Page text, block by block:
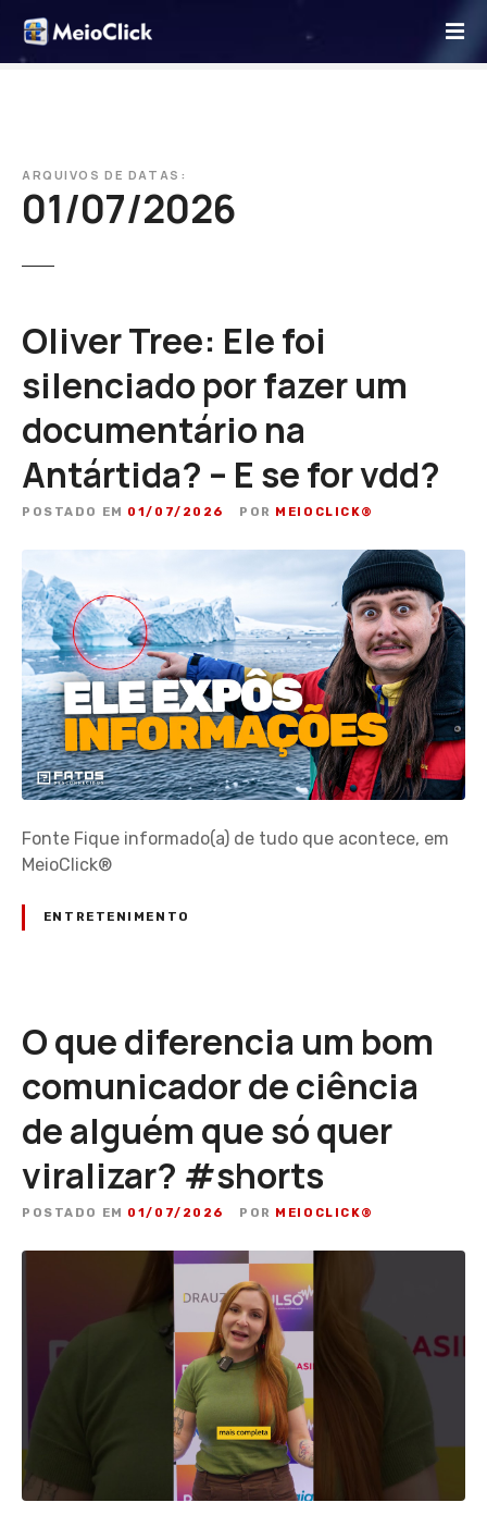
p
ARQUIVOS DE DATAS:
01/07/2026
Oliver Tree: Ele foi
silenciado por fazer um
documentário na
Antártida? – E se for vdd?
POSTADO EM 01/07/2026 POR MEIOCLICK®
Fonte Fique informado(a) de tudo que acontece, em
MeioClick®
ENTRETENIMENTO
O que diferencia um bom
comunicador de ciência
de alguém que só quer
viralizar? #shorts
POSTADO EM 01/07/2026 POR MEIOCLICK®